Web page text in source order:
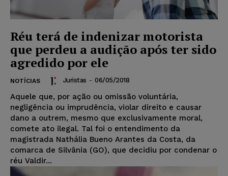
Réu terá de indenizar motorista
que perdeu a audição após ter sido
agredido por ele
NOTÍCIAS Juristas - 06/05/2018
Aquele que, por ação ou omissão voluntária,
negligência ou imprudência, violar direito e causar
dano a outrem, mesmo que exclusivamente moral,
comete ato ilegal. Tal foi o entendimento da
magistrada Nathália Bueno Arantes da Costa, da
comarca de Silvânia (GO), que decidiu por condenar o
réu Valdir...